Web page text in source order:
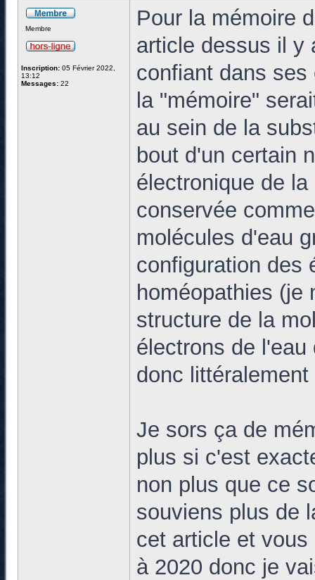
Membre
Inscription: 05 Février 2022,
13:12
Messages: 22
Pour la mémoire
article dessus il y
confiant dans
la "mémoire"
au sein de la
bout d'un certain
électronique de
conservée
molécules d'eau
configuration des
homéopathies
structure de la
électrons de
donc
Je sors ça de
plus si c'est
non plus que ce
souviens plus de
cet article et
à 2020 donc je